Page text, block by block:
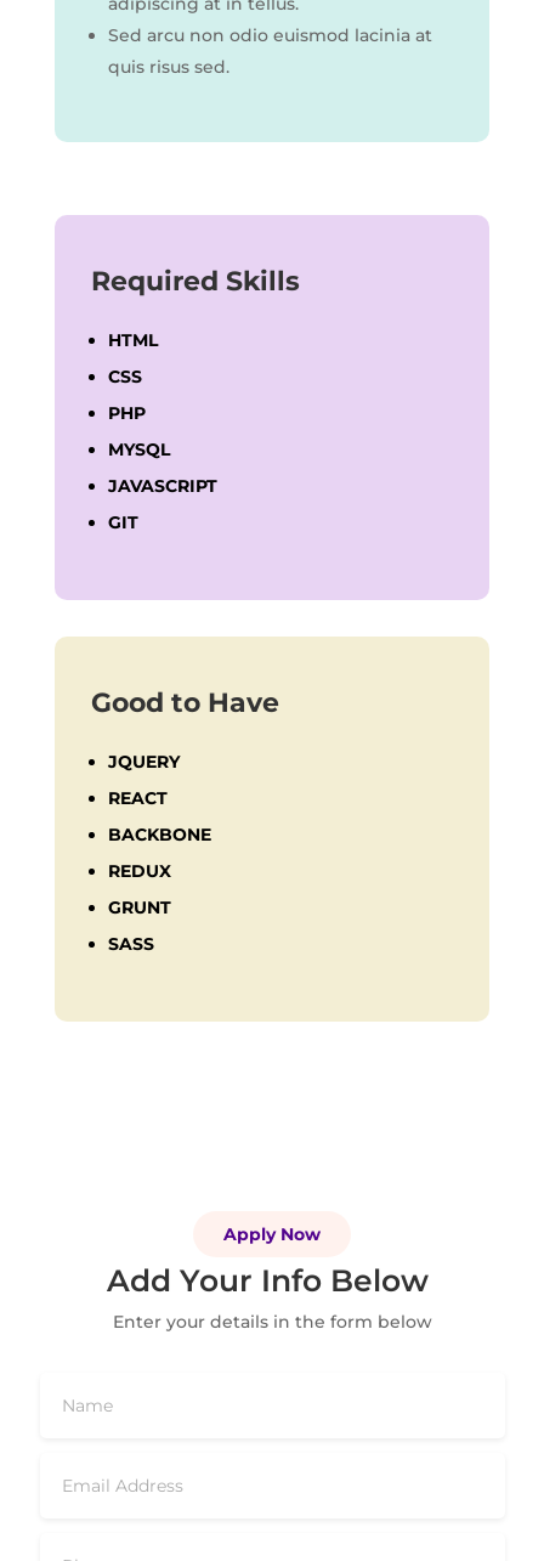
Sed arcu non odio euismod lacinia at
quis risus sed.
Required Skills
HTML
CSS
PHP
MYSQL
JAVASCRIPT
GIT
Good to Have
JQUERY
REACT
BACKBONE
REDUX
GRUNT
SASS
Apply Now
Add Your Info Below
Enter your details in the form below